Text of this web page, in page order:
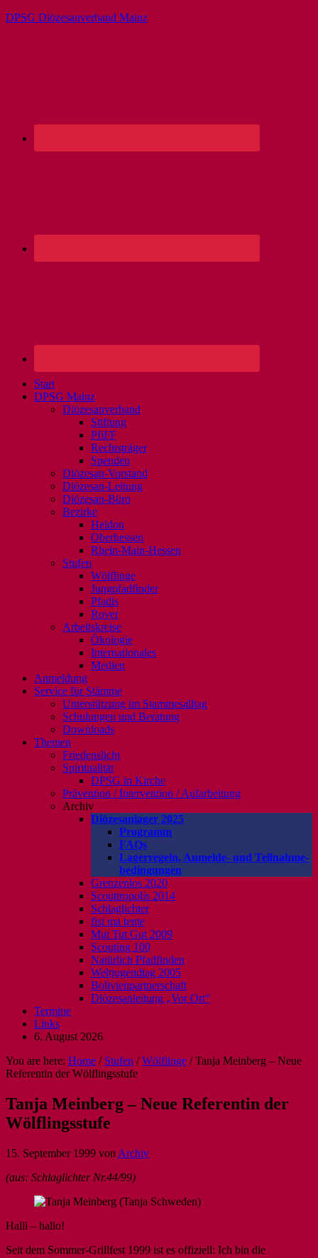
DPSG Diözesanverband Mainz
Start
DPSG Mainz
Diözesanverband
Stiftung
PfiFF
Rechtsträger
Spenden
Diözesan-Vorstand
Diözesan-Leitung
Diözesan-Büro
Bezirke
Heldon
Oberhessen
Rhein-Main-Hessen
Stufen
Wölflinge
Jungpfadfinder
Pfadis
Rover
Arbeitskreise
Ökologie
Internationales
Medien
Anmeldung
Service für Stämme
Unterstützung im Stammesalltag
Schulungen und Beratung
Downloads
Themen
Friedenslicht
Spiritualität
DPSG in Kirche
Prävention / Intervention / Aufarbeitung
Archiv
Diözesanlager 2025
Programm
FAQs
Lagerregeln, Anmelde- und Teilnahme-
bedingungen
Grenzenlos 2020
Scouttropolis 2014
Schlaglichter
fisi ma tente
Mut Tut Gut 2009
Scouting 100
Natürlich Pfadfinden
Weltjugendtag 2005
Bolivienpartnerschaft
Diözesanleitung „Vor Ort“
Termine
Links
6. August 2026
You are here: Home / Stufen / Wölflinge /Tanja Meinberg – Neue
Referentin der Wölflingsstufe
Tanja Meinberg – Neue Referentin der
Wölflingsstufe
15. September 1999 von Archiv
(aus: Schlaglichter Nr.44/99)
Halli – hallo!
Seit dem Sommer-Grillfest 1999 ist es offiziell: Ich bin die